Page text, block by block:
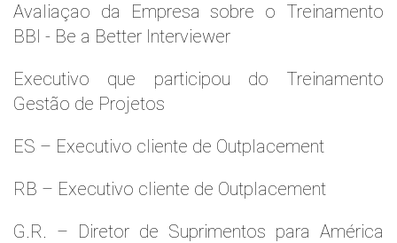
Avaliaçao da Empresa sobre o Treinamento
BBI - Be a Better Interviewer
Executivo que participou do Treinamento
Gestão de Projetos
ES – Executivo cliente de Outplacement
RB – Executivo cliente de Outplacement
G.R. – Diretor de Suprimentos para América